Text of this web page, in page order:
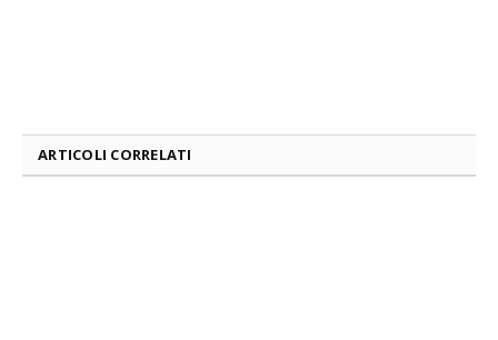
ARTICOLI CORRELATI